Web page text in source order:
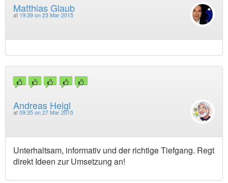
Matthias Glaub
at 19:39 on 23 Mar 2015
Andreas Heigl
at 09:35 on 27 Mar 2015
Unterhaltsam, informativ und der richtige Tiefgang. Regt
direkt Ideen zur Umsetzung an!